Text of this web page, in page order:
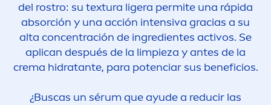
del rostro: su textura ligera permite una rápida
absorción y una acción intensiva gracias a su
alta concentración de ingredientes activos. Se
aplican después de la limpieza y antes de la
crema hidratante, para potenciar sus beneficios.
¿Buscas un sérum que ayude a reducir las